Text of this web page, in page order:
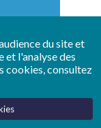
pour
du site et
et l'analyse des
cookies, consultez